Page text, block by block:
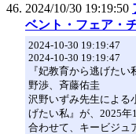
2024/10/30 19:19:50
ベント・フェア・
2024-10-30 19:19:47
2024-10-30 19:19:47
『妃教育から逃げた
野渉、斉藤佑圭
沢野いずみ先生による
げたい私』が、2025年
合わせて、キービジュ